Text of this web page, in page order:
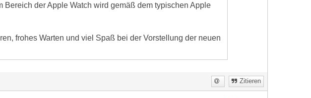
der Apple Watch wird gemäß dem typischen Apple
frohes Warten und viel Spaß bei der Vorstellung der neuen
Zitieren